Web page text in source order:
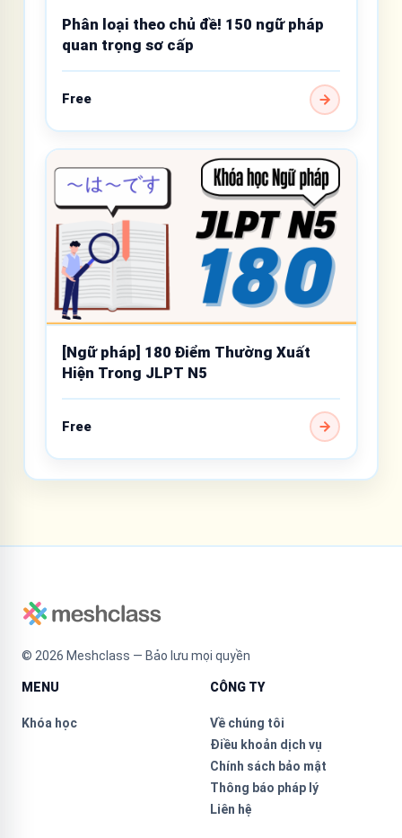
Phân loại theo chủ đề! 150 ngữ pháp
quan trọng sơ cấp
Free
[Ngữ pháp] 180 Điểm Thường Xuất
Hiện Trong JLPT N5
Free
© 2026 Meshclass — Bảo lưu mọi quyền
MENU
Khóa học
CÔNG TY
Về chúng tôi
Điều khoản dịch vụ
Chính sách bảo mật
Thông báo pháp lý
Liên hệ